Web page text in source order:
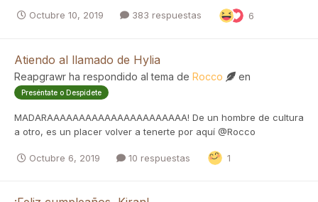
Octubre 10, 2019 383 respuestas 6
Atiendo al llamado de Hylia
Reapgrawr ha respondido al tema de Rocco en
Preséntate o Despídete
MADARAAAAAAAAAAAAAAAAAAAAAA! De un hombre de cultura
a otro, es un placer volver a tenerte por aquí @Rocco
Octubre 6, 2019 10 respuestas 1